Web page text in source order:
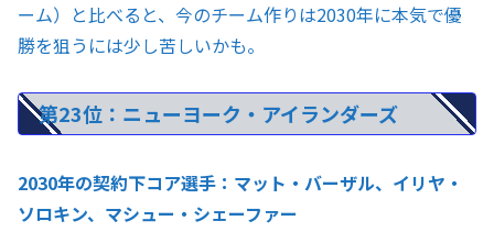
ーム）と比べると、今のチーム作りは2030年に本気で優
勝を狙うには少し苦しいかも。
第23位：ニューヨーク・アイランダーズ
2030年の契約下コア選手：マット・バーザル、イリヤ・
ソロキン、マシュー・シェーファー